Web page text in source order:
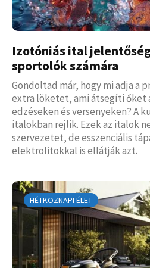
Izotóniás ital
sportolók számára
Gondoltad már, hogy mi adja a
extra löketet, ami átsegíti őket
edzéseken és versenyeken? A
italokban rejlik. Ezek az italok
szervezetet, de esszenciális
elektrolitokkal is ellátják azt.
HÉTKÖZNAPI ÉLET